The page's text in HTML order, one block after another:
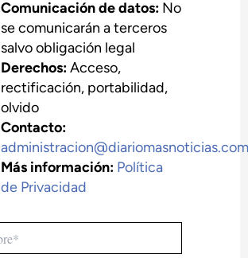
Comunicación de datos:No
se comunicarán a terceros
salvo obligación legal
Derechos:Acceso,
rectificación, portabilidad,
olvido
Contacto:
administracion@diariomasnoticias.com
Más información: Política
de Privacidad